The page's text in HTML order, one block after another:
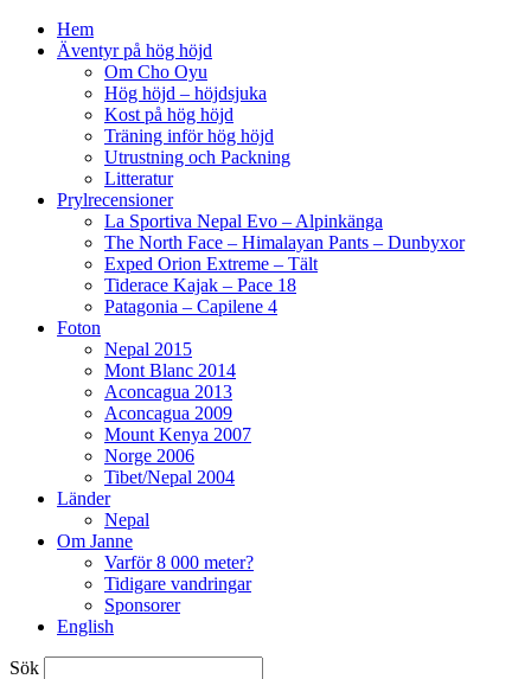
Hem
Äventyr på hög höjd
Om Cho Oyu
Hög höjd – höjdsjuka
Kost på hög höjd
Träning inför hög höjd
Utrustning och Packning
Litteratur
Prylrecensioner
La Sportiva Nepal Evo – Alpinkänga
The North Face – Himalayan Pants – Dunbyxor
Exped Orion Extreme – Tält
Tiderace Kajak – Pace 18
Patagonia – Capilene 4
Foton
Nepal 2015
Mont Blanc 2014
Aconcagua 2013
Aconcagua 2009
Mount Kenya 2007
Norge 2006
Tibet/Nepal 2004
Länder
Nepal
Om Janne
Varför 8 000 meter?
Tidigare vandringar
Sponsorer
English
Sök